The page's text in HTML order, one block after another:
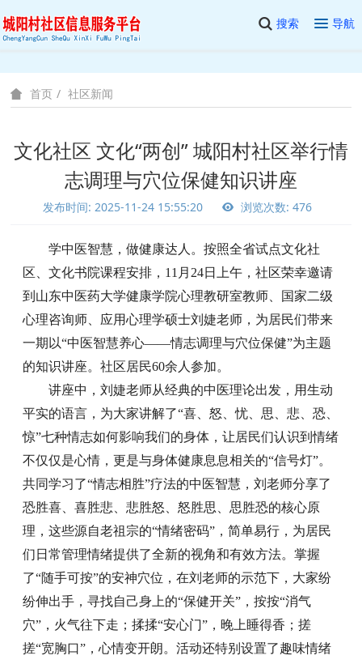
搜索 导航
首页 社区新闻
文化社区 文化“两创” 城阳村社区举行情
志调理与穴位保健知识讲座
发布时间: 2025-11-24 15:55:20 浏览次数: 476
学中医智慧，做健康达人。按照全省试点文化社
区、文化书院课程安排， 11月24日上午，社区荣幸邀请
到山东中医药大学健康学院心理教研室教师、国家二级
心理咨询师、应用心理学硕士刘婕老师，为居民们带来
一期以“中医智慧养心——情志调理与穴位保健”为主题
的知识讲座。社区居民60余人参加。
讲座中，刘婕老师从经典的中医理论出发，用生动
平实的语言，为大家讲解了“喜、怒、忧、思、悲、恐、
惊”七种情志如何影响我们的身体，让居民们认识到情绪
不仅仅是心情，更是与身体健康息息相关的“信号灯”。
共同学习了“情志相胜”疗法的中医智慧，刘老师分享了
恐胜喜、喜胜悲、悲胜怒、怒胜思、思胜恐的核心原
理，这些源自老祖宗的“情绪密码”，简单易行，为居民
们日常管理情绪提供了全新的视角和有效方法。掌握
了“随手可按”的安神穴位，在刘老师的示范下，大家纷
纷伸出手，寻找自己身上的“保健开关”，按按“消气
穴”，火气往下走；揉揉“安心门”，晚上睡得香；搓
搓“宽胸口”，心情变开朗。活动还特别设置了趣味情绪